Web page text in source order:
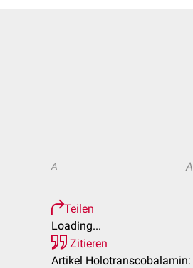
A A
Teilen
Loading...
Zitieren
Artikel Holotranscobalamin: